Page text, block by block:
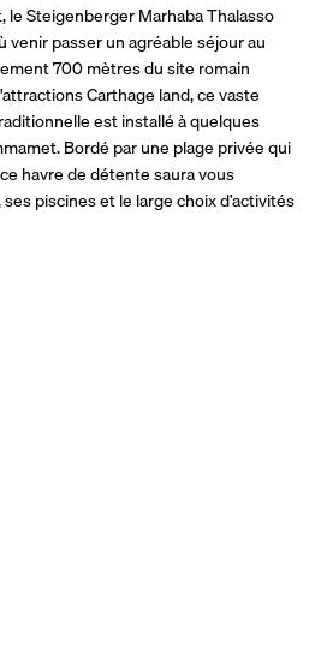
le Steigenberger Marhaba Thalasso
passer un agréable séjour au
700 mètres du site romain
Carthage land, ce vaste
est installé à quelques
Bordé par une plage privée qui
havre de détente saura vous
piscines et le large choix d’activités